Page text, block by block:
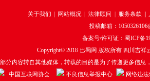
关于我们 网站概况 法律顾问 服务条款
投稿邮箱：
备案号/许可证：蜀ICP备
Copyright© 2018 巴蜀网 版权所有 四川吉
分内容转自其他媒体，转载的目的是为了传递更多信